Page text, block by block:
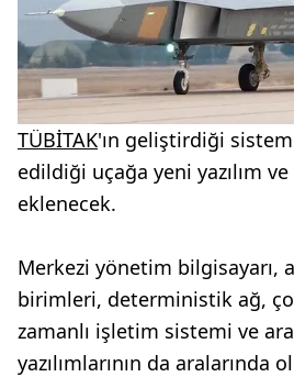
TÜBİTAK'ın geliştirdiği
edildiği uçağa yeni yazılım
eklenecek.
Merkezi yönetim bilgisayarı,
birimleri, deterministik ağ,
zamanlı işletim sistemi ve
yazılımlarının da aralarında